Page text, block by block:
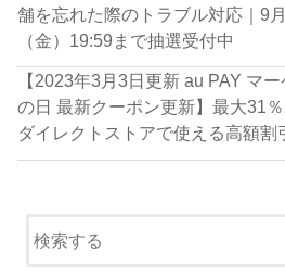
舗を忘れた際のトラブル対応｜9
（金）19:59まで抽選受付中
【2023年3月3日更新 au PAY マ
の日 最新クーポン更新】最大31
ダイレクトストアで使える高額割